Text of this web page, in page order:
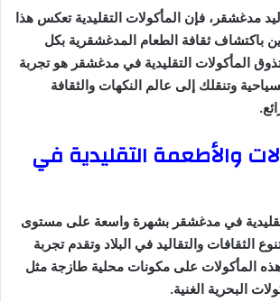
مدغشقر، فإن المأكولات التقليدية تعكس هذا
باكتشاف ثقافة الطعام المدغشقرية بكل
المأكولات التقليدية في مدغشقر هو تجربة
وتنقلك إلى عالم النكهات والثقافة
والأطعمة التقليدية في
في مدغشقر بشهرة واسعة على مستوى
الثقافات والتقاليد في البلاد وتقدم تجربة
المأكولات على مكونات محلية طازجة مثل
البحرية الغنية.